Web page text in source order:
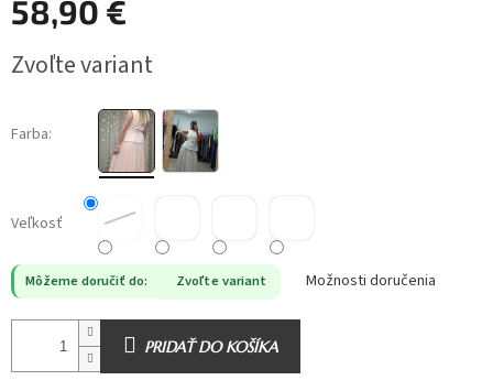
58,90 €
cena:
Zvoľte variant
Farba:
Veľkosť
Môžeme doručiť do: Zvoľte variant Možnosti doručenia
PRIDAŤ DO KOŠÍKA